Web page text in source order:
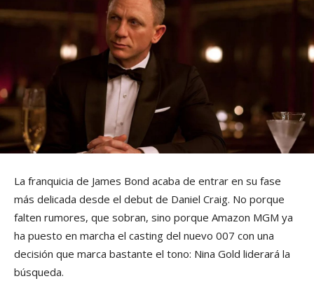
La franquicia de James Bond acaba de entrar en su fase
más delicada desde el debut de Daniel Craig. No porque
falten rumores, que sobran, sino porque Amazon MGM ya
ha puesto en marcha el casting del nuevo 007 con una
decisión que marca bastante el tono: Nina Gold liderará la
búsqueda.